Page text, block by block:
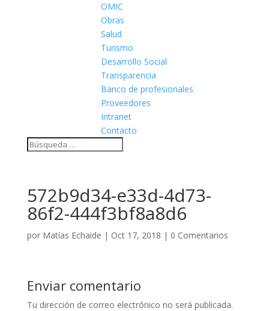
OMIC
Obras
Salud
Turismo
Desarrollo Social
Transparencia
Banco de profesionales
Proveedores
Intranet
Contacto
572b9d34-e33d-4d73-
86f2-444f3bf8a8d6
por Matías Echaide | Oct 17, 2018 | 0 Comentarios
Enviar comentario
Tu dirección de correo electrónico no será publicada.